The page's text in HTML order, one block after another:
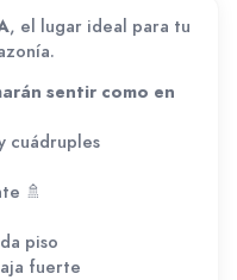
, el lugar ideal para tu
sentir como en
cuádruples
🚿
piso
fuerte